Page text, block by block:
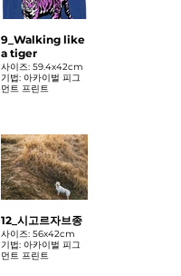
9_Walking like
a tiger
사이즈: 59.4x42cm
기법: 아카이벌 피그
먼트 프린트
12_시고르자브종
사이즈: 56x42cm
기법: 아카이벌 피그
먼트 프린트